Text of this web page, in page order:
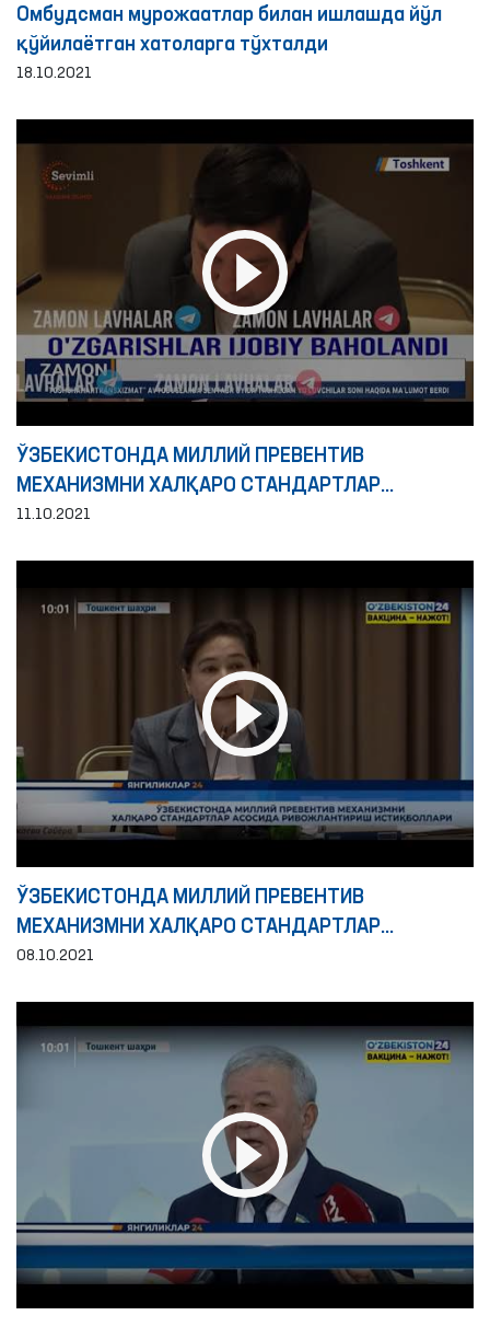
Омбудсман мурожаатлар билан ишлашда йўл
қўйилаётган хатоларга тўхталди
18.10.2021
ЎЗБЕКИСТОНДА МИЛЛИЙ ПРЕВЕНТИВ
МЕХАНИЗМНИ ХАЛҚАРО СТАНДАРТЛАР
АСОСИДА РИВОЖЛАНТИРИШ ИСТИҚБОЛЛАРИ
11.10.2021
ЎЗБЕКИСТОНДА МИЛЛИЙ ПРЕВЕНТИВ
МЕХАНИЗМНИ ХАЛҚАРО СТАНДАРТЛАР
АСОСИДА РИВОЖЛАНТИРИШ ИСТИҚБОЛЛАРИ
08.10.2021